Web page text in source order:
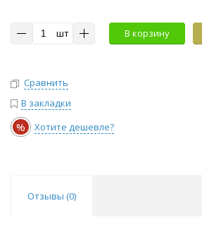
шт В корзину
Сравнить
В закладки
% Хотите дешевле?
Отзывы (0)